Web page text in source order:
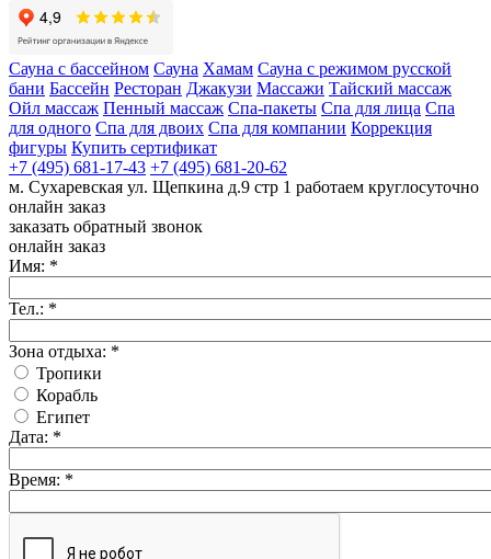
Сауна с бассейном Cауна Хамам Сауна с режимом русской
бани Бассейн Ресторан Джакузи Массажи Тайский массаж
Ойл массаж Пенный массаж Спа-пакеты Спа для лица Спа
для одного Спа для двоих Спа для компании Коррекция
фигуры Купить сертификат
+7 (495) 681-17-43 +7 (495) 681-20-62
м. Сухаревская ул. Щепкина д.9 стр 1 работаем круглосуточно
онлайн заказ
заказать обратный звонок
онлайн заказ
Имя: *
Тел.: *
Зона отдыха: *
Тропики
Корабль
Египет
Дата: *
Время: *